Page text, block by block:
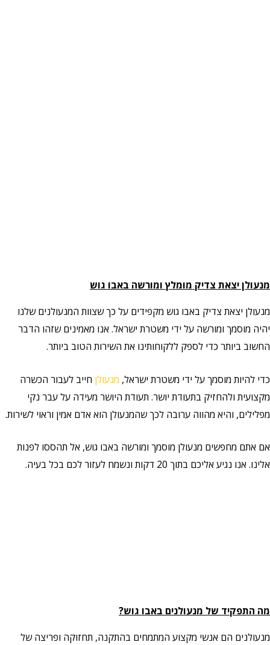
מנעולן יצאת צדיק מומלץ ומורשה באבו גוש
מנעולן יצאת צדיק באבו גוש מקפידים על כך שצוות המנעולנים שלנו
יהיה מוסמך ומורשה על ידי משטרת ישראל. אנו מאמינים שזהו הדבר
החשוב ביותר כדי לספק ללקוחותינו את השירות הטוב ביותר.
כדי להיות מוסמך על ידי משטרת ישראל, מנעולן חייב לעבור הכשרה
מקצועית ולהחזיק בתעודת יושר. תעודת היושר מעידה על עבר נקי
מפלילים, והיא מהווה ערובה לכך שהמנעולן הוא אדם אמין וראוי לשירות.
אם אתם מחפשים מנעולן מוסמך ומורשה באבו גוש, אל תהססו לפנות
אלינו. אנו נגיע אליכם בתוך 20 דקות ונשמח לעזור לכם בכל בעיה.
מה התפקיד של מנעולנים באבו גוש?
מנעולנים הם אנשי מקצוע המתמחים בהתקנה, תחזוקה ופריצה של